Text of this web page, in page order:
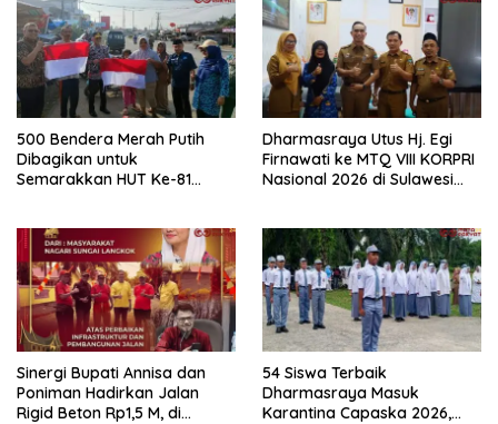
500 Bendera Merah Putih
Dibagikan untuk
Semarakkan HUT Ke-81
Dharmasraya Utus Hj. Egi
Firnawati ke MTQ VIII KORPRI
Nasional 2026 di Sulawesi
Sinergi Bupati Annisa dan
Poniman Hadirkan Jalan
Rigid Beton Rp1,5 M, di
54 Siswa Terbaik
Dharmasraya Masuk
Karantina Capaska 2026,